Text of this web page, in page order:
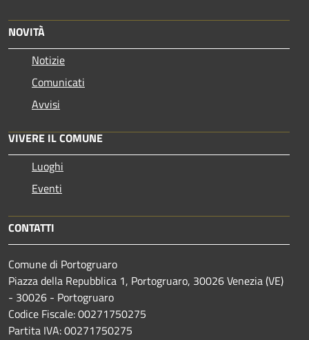
NOVITÀ
Notizie
Comunicati
Avvisi
VIVERE IL COMUNE
Luoghi
Eventi
CONTATTI
Comune di Portogruaro
Piazza della Repubblica 1, Portogruaro, 30026 Venezia (VE)
- 30026 - Portogruaro
Codice Fiscale: 00271750275
Partita IVA: 00271750275